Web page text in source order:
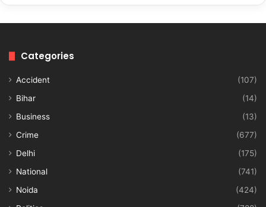
Categories
Accident
(107)
Bihar
(14)
Business
(13)
Crime
(677)
Delhi
(175)
National
(741)
Noida
(424)